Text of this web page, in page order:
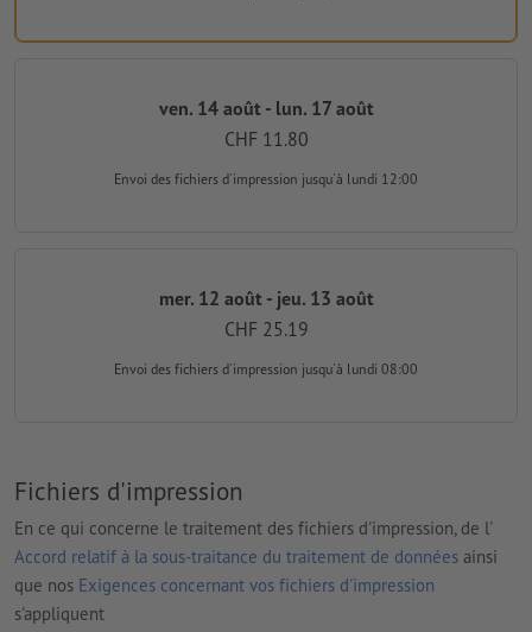
ven. 14 août - lun. 17 août
CHF 11.80
Envoi des fichiers d'impression jusqu'à lundi 12:00
mer. 12 août - jeu. 13 août
CHF 25.19
Envoi des fichiers d'impression jusqu'à lundi 08:00
Fichiers d'impression
En ce qui concerne le traitement des fichiers d'impression, de l'
Accord relatif à la sous-traitance du traitement de données ainsi
que nos Exigences concernant vos fichiers d'impression
s'appliquent